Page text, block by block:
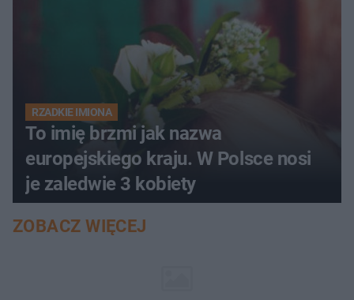
RZADKIE IMIONA
To imię brzmi jak nazwa
europejskiego kraju. W Polsce nosi
je zaledwie 3 kobiety
ZOBACZ WIĘCEJ